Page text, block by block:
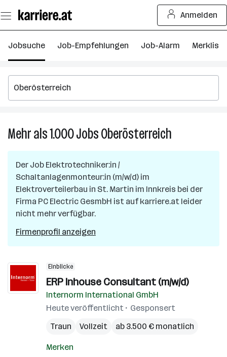
Seiteninhalt
springen
Anmelden
Jobsuche Job-Empfehlungen Job-Alarm Merkliste
Mehr als 1.000JobsOberösterreich
Der Job Elektrotechniker:in /
Schaltanlagenmonteur:in (m/w/d) im
Elektroverteilerbau in St. Martin im Innkreis bei der
Firma PC Electric GesmbH ist auf karriere.at leider
nicht mehr verfügbar.
Firmenprofil anzeigen
Einblicke
ERP Inhouse Consultant (m/w/d)
Internorm International GmbH
Heute veröffentlicht
Gesponsert
Traun
Vollzeit ab 3.500 € monatlich
Merken